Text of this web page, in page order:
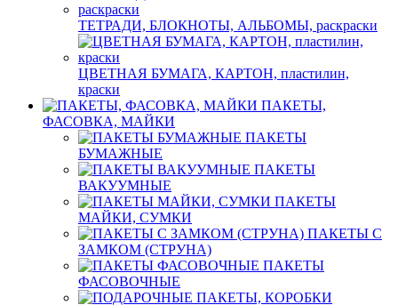
ТЕТРАДИ, БЛОКНОТЫ, АЛЬБОМЫ, раскраски
ЦВЕТНАЯ БУМАГА, КАРТОН, пластилин,
краски
ПАКЕТЫ,
ФАСОВКА, МАЙКИ
ПАКЕТЫ
БУМАЖНЫЕ
ПАКЕТЫ
ВАКУУМНЫЕ
ПАКЕТЫ
МАЙКИ, СУМКИ
ПАКЕТЫ С
ЗАМКОМ (СТРУНА)
ПАКЕТЫ
ФАСОВОЧНЫЕ